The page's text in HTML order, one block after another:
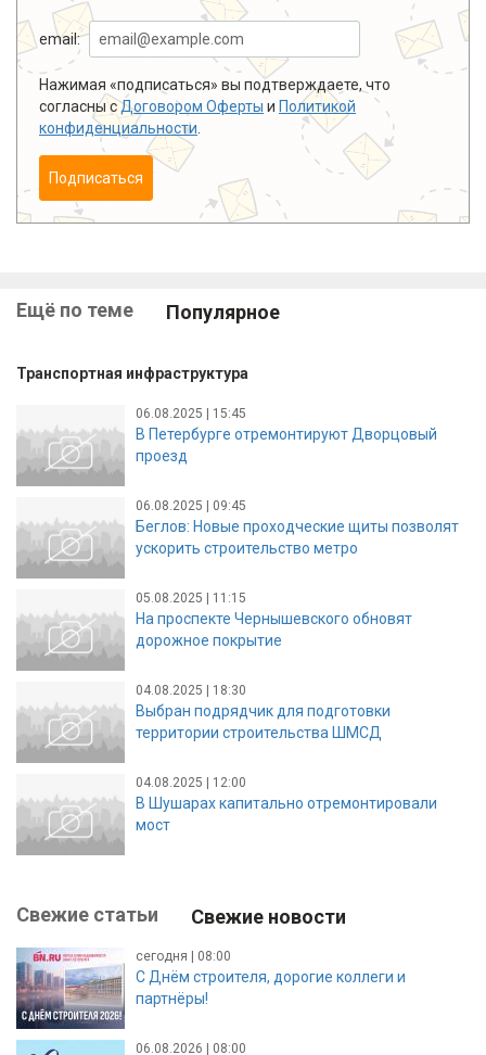
email:
Нажимая «подписаться» вы подтверждаете, что
согласны сДоговором Оферты и Политикой
конфиденциальности
Подписаться
Ещё по теме Популярное
Транспортная инфраструктура
06.08.2025 | 15:45
В Петербурге отремонтируют Дворцовый
проезд
06.08.2025 | 09:45
Беглов: Новые проходческие щиты позволят
ускорить строительство метро
05.08.2025 | 11:15
На проспекте Чернышевского обновят
дорожное покрытие
04.08.2025 | 18:30
Выбран подрядчик для подготовки
территории строительства ШМСД
04.08.2025 | 12:00
В Шушарах капитально отремонтировали
мост
Свежие статьи Свежие новости
сегодня | 08:00
С Днём строителя, дорогие коллеги и
партнёры!
06.08.2026 | 08:00